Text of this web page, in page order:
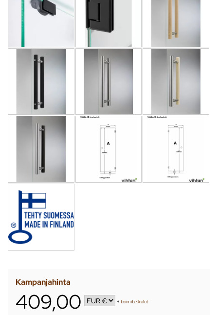
Kampanjahinta
409,00 +toimituskulut